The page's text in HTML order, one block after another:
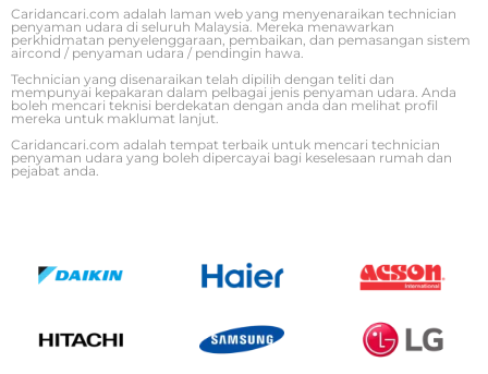
Caridancari.com adalah laman web yang menyenaraikan technician
penyaman udara di seluruh Malaysia. Mereka menawarkan
perkhidmatan penyelenggaraan, pembaikan, dan pemasangan sistem
aircond / penyaman udara / pendingin hawa.
Technician yang disenaraikan telah dipilih dengan teliti dan
mempunyai kepakaran dalam pelbagai jenis penyaman udara. Anda
boleh mencari teknisi berdekatan dengan anda dan melihat profil
mereka untuk maklumat lanjut.
Caridancari.com adalah tempat terbaik untuk mencari technician
penyaman udara yang boleh dipercayai bagi keselesaan rumah dan
pejabat anda.